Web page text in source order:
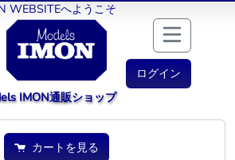
WEBSITEへようこそ
ログイン
IMON通販ショップ
カートを見る